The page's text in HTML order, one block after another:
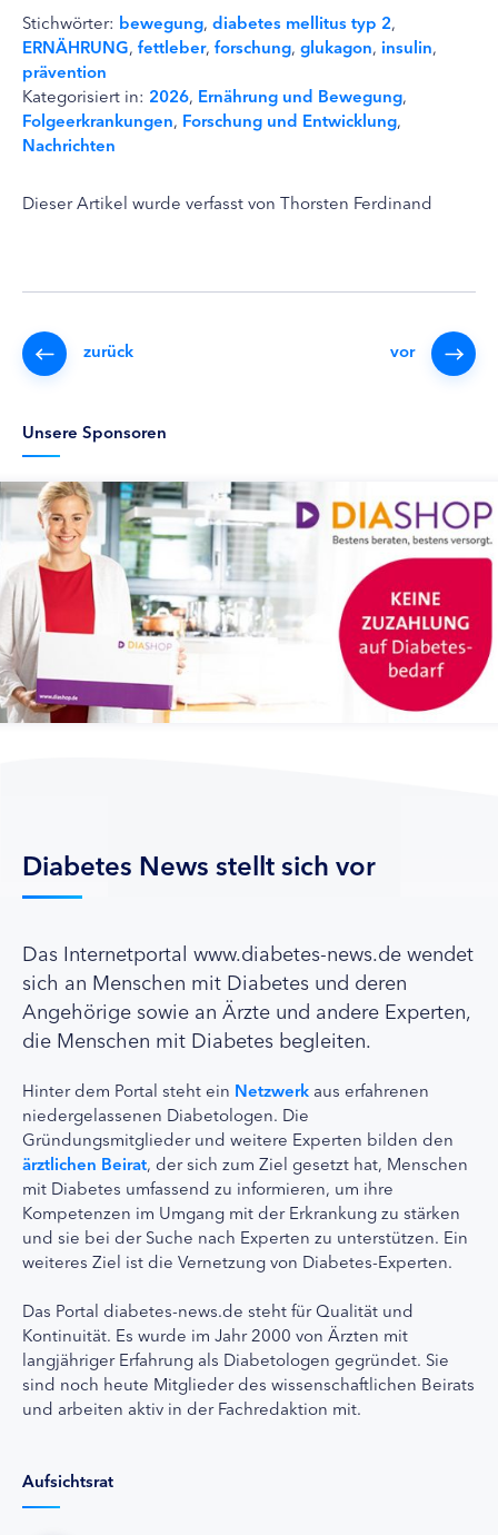
Stichwörter: bewegung, diabetes mellitus typ 2,
ERNÄHRUNG, fettleber, forschung, glukagon, insulin,
prävention
Kategorisiert in: 2026, Ernährung und Bewegung,
Folgeerkrankungen, Forschung und Entwicklung,
Nachrichten
Dieser Artikel wurde verfasst von Thorsten Ferdinand
zurück vor
Unsere Sponsoren
Diabetes News stellt sich vor
Das Internetportal www.diabetes-news.de wendet
sich an Menschen mit Diabetes und deren
Angehörige sowie an Ärzte und andere Experten,
die Menschen mit Diabetes begleiten.
Hinter dem Portal steht ein Netzwerk aus erfahrenen
niedergelassenen Diabetologen. Die
Gründungsmitglieder und weitere Experten bilden den
ärztlichen Beirat, der sich zum Ziel gesetzt hat, Menschen
mit Diabetes umfassend zu informieren, um ihre
Kompetenzen im Umgang mit der Erkrankung zu stärken
und sie bei der Suche nach Experten zu unterstützen. Ein
weiteres Ziel ist die Vernetzung von Diabetes-Experten.
Das Portal diabetes-news.de steht für Qualität und
Kontinuität. Es wurde im Jahr 2000 von Ärzten mit
langjähriger Erfahrung als Diabetologen gegründet. Sie
sind noch heute Mitglieder des wissenschaftlichen Beirats
und arbeiten aktiv in der Fachredaktion mit.
Aufsichtsrat